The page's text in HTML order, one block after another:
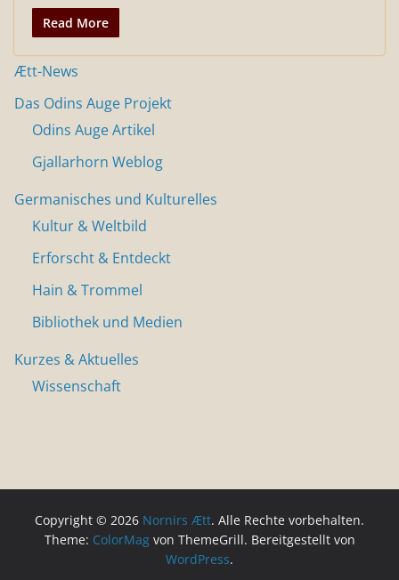
Read More
Ætt-News
Das Odins Auge Projekt
Odins Auge Artikel
Gjallarhorn Weblog
Germanisches und Kulturelles
Kultur & Weltbild
Erforscht & Entdeckt
Hain & Trommel
Bibliothek und Medien
Kurzes & Aktuelles
Wissenschaft
Copyright © 2026 Nornirs Ætt. Alle Rechte vorbehalten.
Theme: ColorMagvon ThemeGrill. Bereitgestellt von
WordPress.